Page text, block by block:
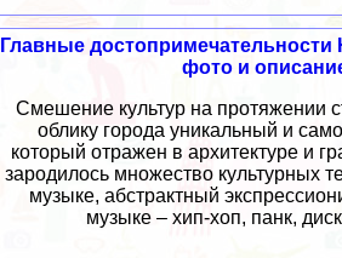
Главные
фото и
Смешение культур на протяжении
облику города уникальный и
который отражен в архитектуре и
зародилось множество культурных
музыке, абстрактный
музыке – хип-хоп, панк,